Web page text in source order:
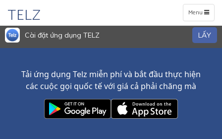
Toggle
navigation
Menu
TELZ
Cài đặt ứng dụng TELZ LẤY
Tải ứng dụng Telz miễn phí và bắt đầu thực hiện
các cuộc gọi quốc tế với giá cả phải chăng mà